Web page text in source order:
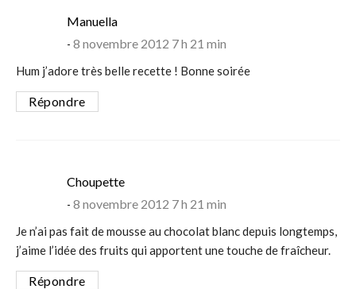
Manuellasays:
8 novembre 2012 7 h 21 min
Hum j’adore très belle recette ! Bonne soirée
Répondre
Choupettesays:
8 novembre 2012 7 h 21 min
Je n’ai pas fait de mousse au chocolat blanc depuis longtemps,
j’aime l’idée des fruits qui apportent une touche de fraîcheur.
Répondre